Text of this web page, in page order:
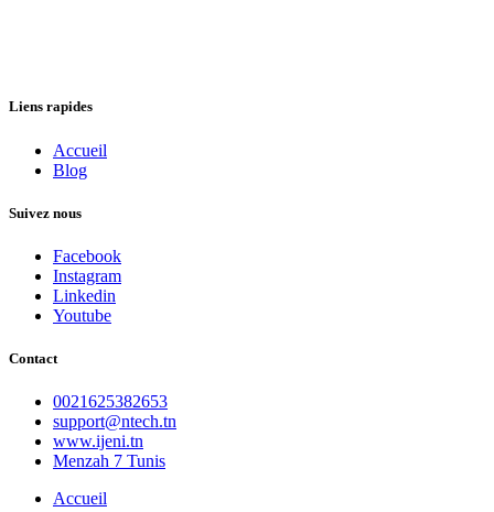
Liens rapides
Accueil
Blog
Suivez nous
Facebook
Instagram
Linkedin
Youtube
Contact
0021625382653
support@ntech.tn
www.ijeni.tn
Menzah 7 Tunis
Accueil